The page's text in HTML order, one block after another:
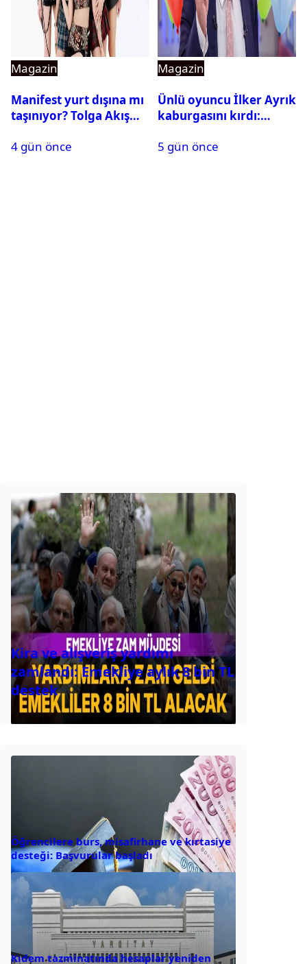
Magazin
Manifest yurt dışına mı
taşınıyor? Tolga Akış
4 gün önce
Magazin
Ünlü oyuncu İlker Ayrık
kaburgasını kırdı:
5 gün önce
Kira ve alışveriş yardımı
zamlandı: Emekliye aylık 8 bin TL
destek
Öğrencilere burs, misafirhane ve kırtasiye
desteği: Başvurular başladı
Kıdem tazminatında hesaplar yeniden